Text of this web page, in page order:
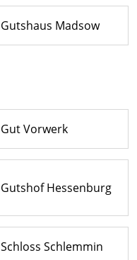
Gutshaus Madsow
Gut Vorwerk
Gutshof Hessenburg
Schloss Schlemmin